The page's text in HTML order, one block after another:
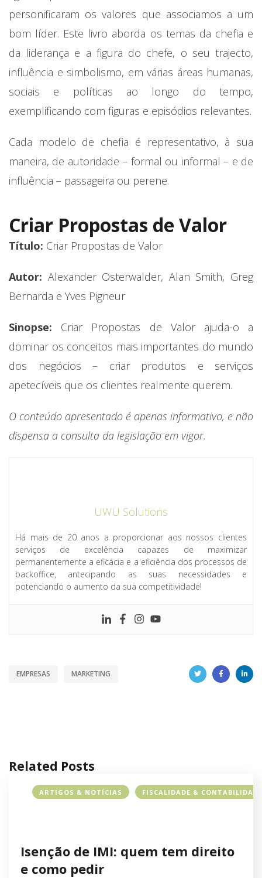
personificaram os valores que associamos a um
bom líder. Este livro aborda os temas da chefia e
da liderança e a figura do chefe, o seu trajecto,
influência e simbolismo, em várias áreas humanas,
sociais e políticas ao longo do tempo,
exemplificando com figuras e episódios relevantes.
Cada modelo de chefia é representativo, à sua
maneira, de autoridade – formal ou informal – e de
influência – passageira ou perene.
Criar Propostas de Valor
Título: Criar Propostas de Valor
Autor: Alexander Osterwalder, Alan Smith, Greg
Bernarda e Yves Pigneur
Sinopse: Criar Propostas de Valor ajuda-o a
dominar os conceitos mais importantes do mundo
dos negócios – criar produtos e serviços
apetecíveis que os clientes realmente querem.
O conteúdo apresentado é apenas informativo, e não
dispensa a consulta da legislação em vigor.
UWU Solutions
Há mais de 20 anos a proporcionar aos nossos clientes
serviços de excelência capazes de maximizar
permanentemente a eficácia e a eficiência dos processos de
backoffice, antecipando as suas necessidades e
potenciando o aumento da sua competitividade!
EMPRESAS MARKETING
Related Posts
ARTIGOS & NOTÍCIAS FISCALIDADE & CONTABILIDADE
Isenção de IMI: quem tem direito
e como pedir